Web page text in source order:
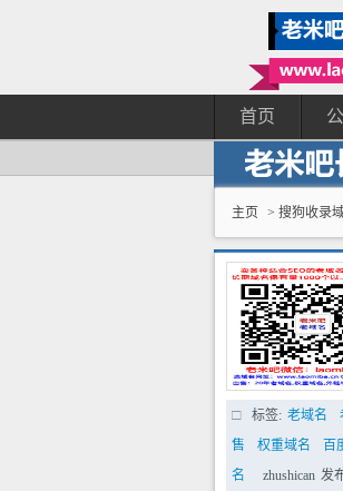
首页
主页 > 搜狗收录
标签: 老域名
售
权重域名 百
名
zhushican 发